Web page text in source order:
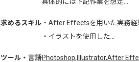
求めるスキル ・After Effectsを用いた実務
・イラストを使用した...
ツール・言語Photoshop, Illustrator,After